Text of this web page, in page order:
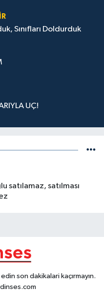
Sınıfları Doldurduk
UÇ!
satılamaz, satılması
son dakikalari kaçırmayın.